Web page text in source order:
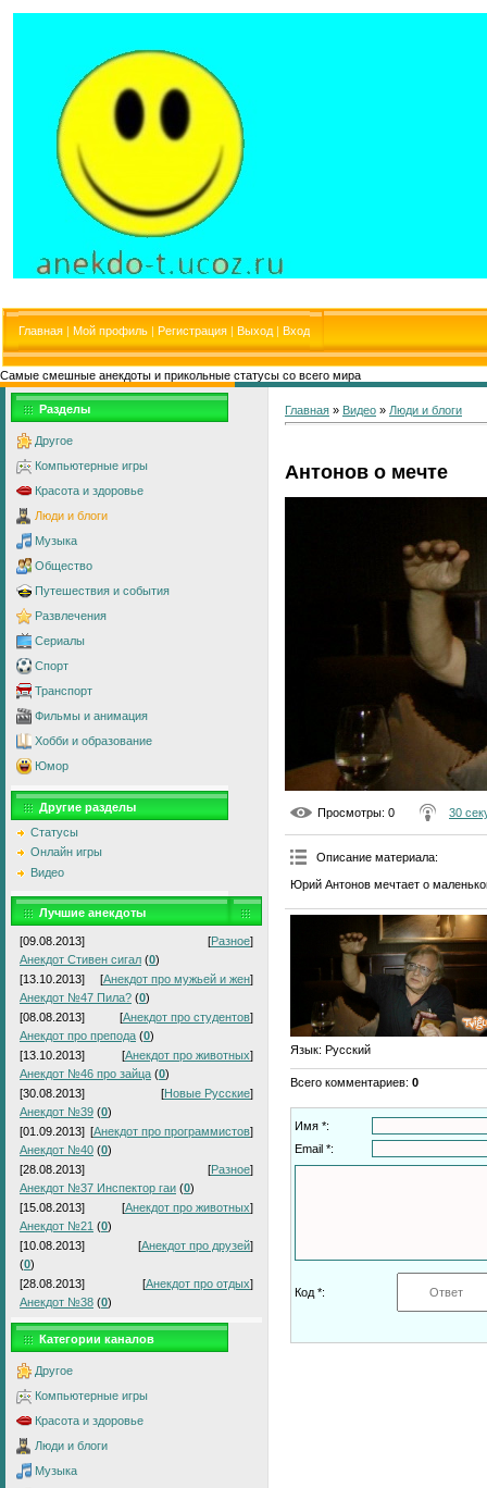
Главная | Мой профиль | Регистрация | Выход | Вход
Самые смешные анекдоты и прикольные статусы со всего мира
Разделы
Другое
Компьютерные игры
Красота и здоровье
Люди и блоги
Музыка
Общество
Путешествия и события
Развлечения
Сериалы
Спорт
Транспорт
Фильмы и анимация
Хобби и образование
Юмор
Другие разделы
Статусы
Онлайн игры
Видео
Лучшие анекдоты
[09.08.2013] [Разное]
Анекдот Стивен сигал (0)
[13.10.2013]
[Анекдот про мужьей и жен]
Анекдот №47 Пила? (0)
[08.08.2013]
[Анекдот про студентов]
Анекдот про препода (0)
[13.10.2013]
[Анекдот про животных]
Анекдот №46 про зайца (0)
[30.08.2013]
[Новые Русские]
Анекдот №39 (0)
[01.09.2013] [Анекдот про программистов]
Анекдот №40 (0)
[28.08.2013]
[Разное]
Анекдот №37 Инспектор гаи (0)
[15.08.2013]
[Анекдот про животных]
Анекдот №21 (0)
[10.08.2013]
[Анекдот про друзей]
(0)
[28.08.2013]
[Анекдот про отдых]
Анекдот №38 (0)
Категории каналов
Другое
Компьютерные игры
Красота и здоровье
Люди и блоги
Музыка
Главная » Видео » Люди и блоги
Антонов о мечте
Просмотры: 0 30
Описание материала:
Юрий Антонов мечтает о
Язык: Русский
Всего комментариев: 0
Имя *:
Email *:
Код *: